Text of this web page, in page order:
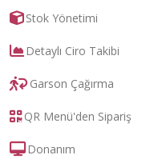
Stok Yönetimi
Detaylı Ciro Takibi
Garson Çağırma
QR Menü'den Sipariş
Donanım